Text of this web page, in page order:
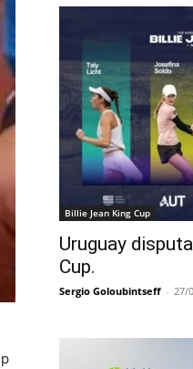
Billie Jean King Cup
Uruguay
Cup.
Sergio Goloubintseff - 27/